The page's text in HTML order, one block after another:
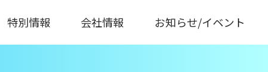
特別情報 会社情報 お知らせ/イベント